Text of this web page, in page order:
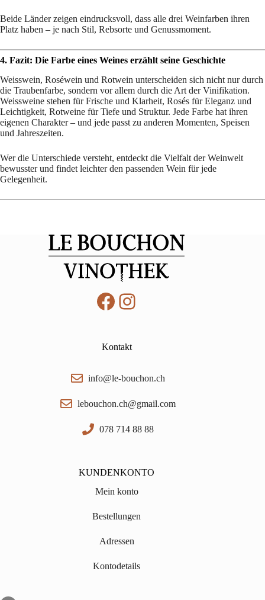
Beide Länder zeigen eindrucksvoll, dass alle drei Weinfarben ihren
Platz haben – je nach Stil, Rebsorte und Genussmoment.
4. Fazit: Die Farbe eines Weines erzählt seine Geschichte
Weisswein, Roséwein und Rotwein unterscheiden sich nicht nur durch
die Traubenfarbe, sondern vor allem durch die Art der Vinifikation.
Weissweine stehen für Frische und Klarheit, Rosés für Eleganz und
Leichtigkeit, Rotweine für Tiefe und Struktur. Jede Farbe hat ihren
eigenen Charakter – und jede passt zu anderen Momenten, Speisen
und Jahreszeiten.
Wer die Unterschiede versteht, entdeckt die Vielfalt der Weinwelt
bewusster und findet leichter den passenden Wein für jede
Gelegenheit.
Facebook
Instagram
Kontakt
info@le-bouchon.ch
lebouchon.ch@gmail.com
078 714 88 88
KUNDENKONTO
Mein konto
Bestellungen
Adressen
Kontodetails